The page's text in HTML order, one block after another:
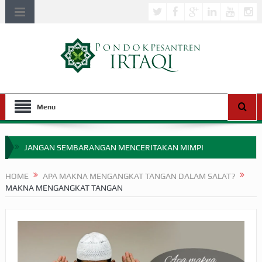
Menu
JANGAN SEMBARANGAN MENCERITAKAN MIMPI
MIMPI YANG DIABAIKAN MENJELANG PERANG BADAR
SEBELUM TIBA SAAT WAJIB?
HAKIKAT NIKMAT DI DUNIA!
HOME
APA MAKNA MENGANGKAT TANGAN DALAM SALAT?
MAKNA MENGANGKAT TANGAN